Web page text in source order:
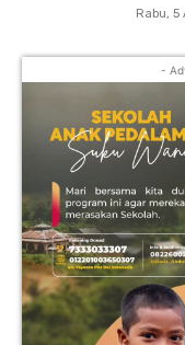
Rabu, 5
-